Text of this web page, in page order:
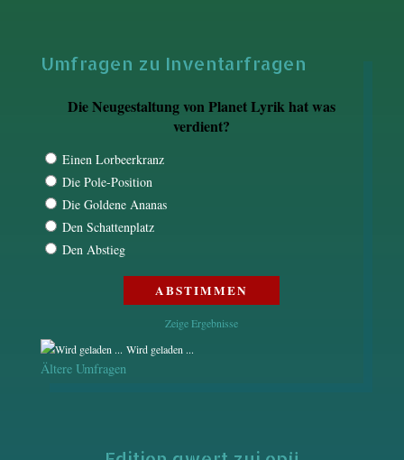
Umfragen zu Inventarfragen
Die Neugestaltung von Planet Lyrik hat was
verdient?
Einen Lorbeerkranz
Die Pole-Position
Die Goldene Ananas
Den Schattenplatz
Den Abstieg
Zeige Ergebnisse
Wird geladen ...
Ältere Umfragen